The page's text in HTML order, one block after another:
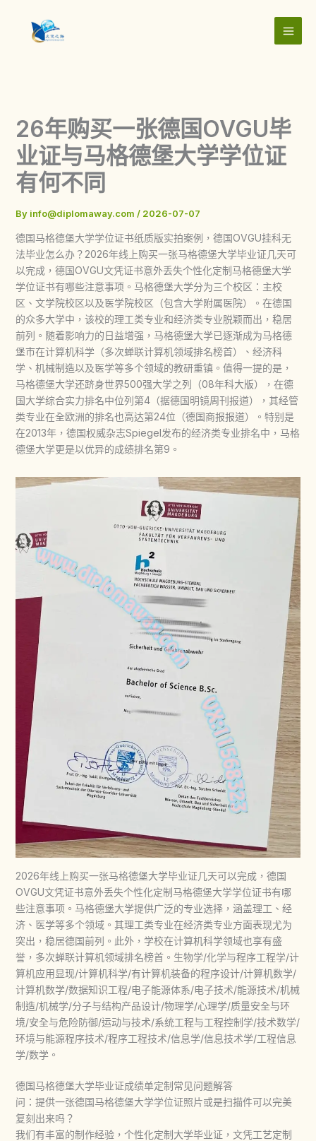
content
26年购买一张德国OVGU毕
业证与马格德堡大学学位证
有何不同
By info@diplomaway.com / 2026-07-07
德国马格德堡大学学位证书纸质版实拍案例，德国OVGU挂科无
法毕业怎么办？2026年线上购买一张马格德堡大学毕业证几天可
以完成，德国OVGU文凭证书意外丢失个性化定制马格德堡大学
学位证书有哪些注意事项。马格德堡大学分为三个校区：主校
区、文学院校区以及医学院校区（包含大学附属医院）。在德国
的众多大学中，该校的理工类专业和经济类专业脱颖而出，稳居
前列。随着影响力的日益增强，马格德堡大学已逐渐成为马格德
堡市在计算机科学（多次蝉联计算机领域排名榜首）、经济科
学、机械制造以及医学等多个领域的教研重镇。值得一提的是，
马格德堡大学还跻身世界500强大学之列（08年科大版），在德
国大学综合实力排名中位列第4（据德国明镜周刊报道），其经管
类专业在全欧洲的排名也高达第24位（德国商报报道）。特别是
在2013年，德国权威杂志Spiegel发布的经济类专业排名中，马格
德堡大学更是以优异的成绩排名第9。
2026年线上购买一张马格德堡大学毕业证几天可以完成，德国
OVGU文凭证书意外丢失个性化定制马格德堡大学学位证书有哪
些注意事项。马格德堡大学提供广泛的专业选择，涵盖理工、经
济、医学等多个领域。其理工类专业在经济类专业方面表现尤为
突出，稳居德国前列。此外，学校在计算机科学领域也享有盛
誉，多次蝉联计算机领域排名榜首。生物学/化学与程序工程学/计
算机应用显现/计算机科学/有计算机装备的程序设计/计算机数学/
计算机数学/数据知识工程/电子能源体系/电子技术/能源技术/机械
制造/机械学/分子与结构产品设计/物理学/心理学/质量安全与环
境/安全与危险防御/运动与技术/系统工程与工程控制学/技术数学/
环境与能源程序技术/程序工程技术/信息学/信息技术学/工程信息
学/数学。
德国马格德堡大学毕业证成绩单定制常见问题解答
问：提供一张德国马格德堡大学学位证照片或是扫描件可以完美
复刻出来吗？
我们有丰富的制作经验，个性化定制大学毕业证，文凭工艺定制